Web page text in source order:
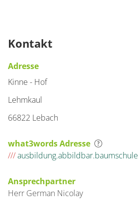
Kontakt
Adresse
Kinne - Hof
Lehmkaul
66822 Lebach
what3words Adresse
///ausbildung.abbildbar.baumschule
Ansprechpartner
Herr German Nicolay